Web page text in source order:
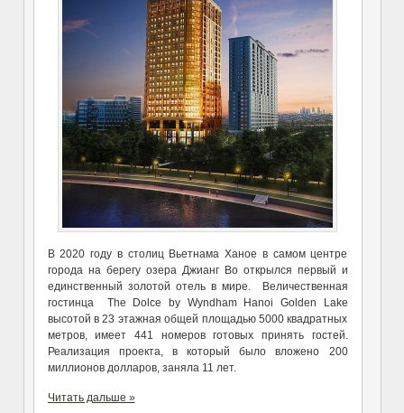
В 2020 году в столиц Вьетнама Ханое в самом центре
города на берегу озера Джианг Во открылся первый и
единственный золотой отель в мире. Величественная
гостинца The Dolce by Wyndham Hanoi Golden Lake
высотой в 23 этажная общей площадью 5000 квадратных
метров, имеет 441 номеров готовых принять гостей.
Реализация проекта, в который было вложено 200
миллионов долларов, заняла 11 лет.
Читать дальше »